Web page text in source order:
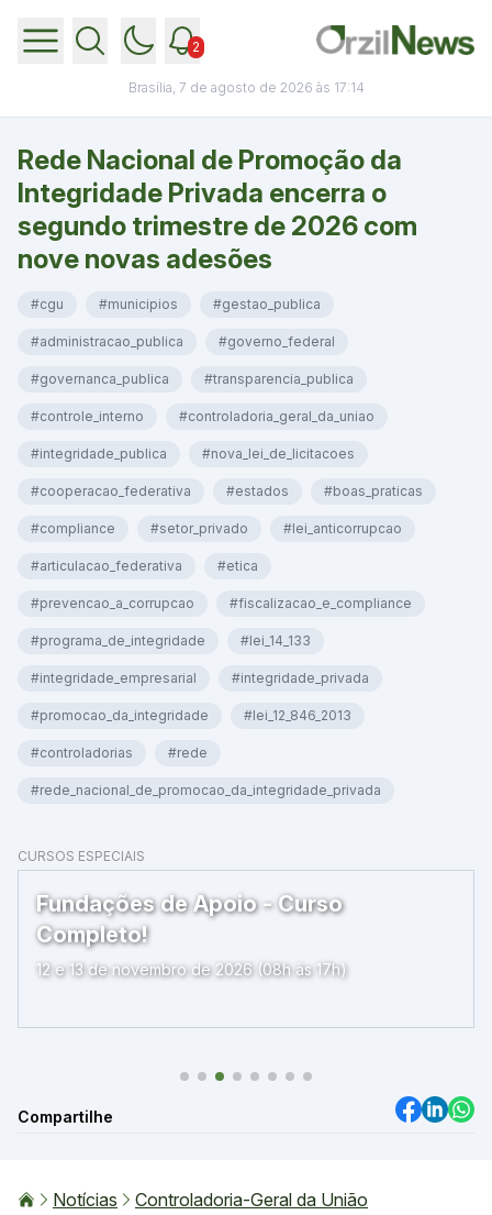
2
Brasília, 7 de agosto de 2026 às 17:14
Rede Nacional de Promoção da
Integridade Privada encerra o
segundo trimestre de 2026 com
nove novas adesões
#cgu #municipios #gestao_publica
#administracao_publica #governo_federal
#governanca_publica #transparencia_publica
#controle_interno #controladoria_geral_da_uniao
#integridade_publica #nova_lei_de_licitacoes
#cooperacao_federativa #estados #boas_praticas
#compliance #setor_privado #lei_anticorrupcao
#articulacao_federativa #etica
#prevencao_a_corrupcao #fiscalizacao_e_compliance
#programa_de_integridade #lei_14_133
#integridade_empresarial #integridade_privada
#promocao_da_integridade #lei_12_846_2013
#controladorias #rede
#rede_nacional_de_promocao_da_integridade_privada
CURSOS ESPECIAIS
Fundações de Apoio - Curso
Completo!
12 e 13 de novembro de 2026 (08h às 17h)
Compartilhe
Notícias Controladoria-Geral da União